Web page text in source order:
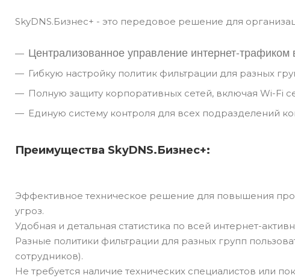
SkyDNS.Бизнес+ - это передовое решение для
Централизованное управление интернет-
Гибкую настройку политик фильтрации для разных
Полную защиту корпоративных сетей, включая Wi-Fi
Единую систему контроля для всех подразделений
Преимущества SkyDNS.Бизнес+:
Эффективное техническое решение для повышения
угроз.
Удобная и детальная статистика по всей интернет-
Разные политики фильтрации для разных групп
сотрудников).
Не требуется наличие технических специалистов или